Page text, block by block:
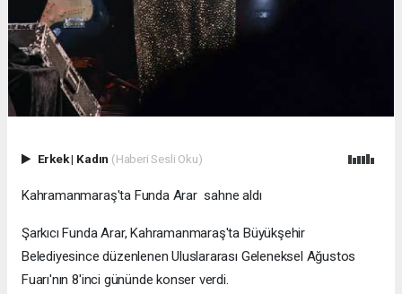
Erkek| Kadın (Haberi Sesli Oku)
Kahramanmaraş'ta Funda Arar sahne aldı
Şarkıcı Funda Arar, Kahramanmaraş'ta Büyükşehir
Belediyesince düzenlenen Uluslararası Geleneksel Ağustos
Fuarı'nın 8'inci gününde konser verdi.